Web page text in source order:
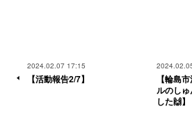
2024.02.07 17:15
【活動報告2/7】
【輪島
ルのし
した🙌】